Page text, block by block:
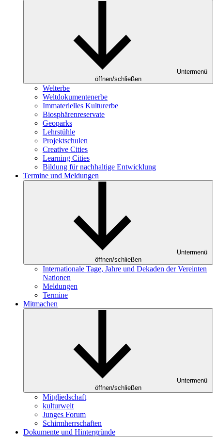
Untermenü
öffnen/schließen
Welterbe
Weltdokumentenerbe
Immaterielles Kulturerbe
Biosphärenreservate
Geoparks
Lehrstühle
Projektschulen
Creative Cities
Learning Cities
Bildung für nachhaltige Entwicklung
Termine und Meldungen
Untermenü
öffnen/schließen
Internationale Tage, Jahre und Dekaden der Vereinten
Nationen
Meldungen
Termine
Mitmachen
Untermenü
öffnen/schließen
Mitgliedschaft
kulturweit
Junges Forum
Schirmherrschaften
Dokumente und Hintergründe